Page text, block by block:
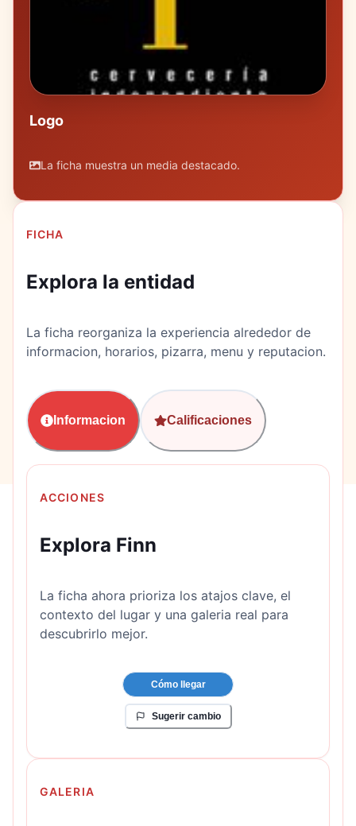
Logo
La ficha muestra un media destacado.
FICHA
Explora la entidad
La ficha reorganiza la experiencia alrededor de
informacion, horarios, pizarra, menu y reputacion.
Informacion Calificaciones
ACCIONES
Explora Finn
La ficha ahora prioriza los atajos clave, el
contexto del lugar y una galeria real para
descubrirlo mejor.
Cómo llegar
Sugerir cambio
GALERIA